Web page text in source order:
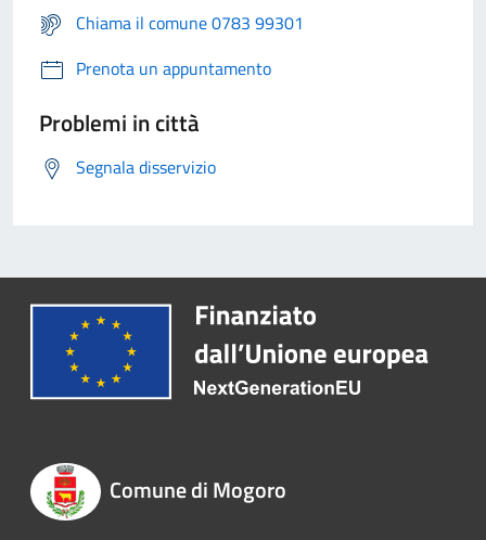
Chiama il comune 0783 99301
Prenota un appuntamento
Problemi in città
Segnala disservizio
Comune di Mogoro